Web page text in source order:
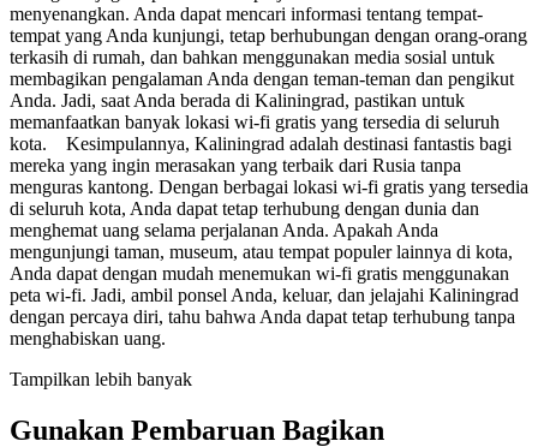
menyenangkan. Anda dapat mencari informasi tentang tempat-
tempat yang Anda kunjungi, tetap berhubungan dengan orang-orang
terkasih di rumah, dan bahkan menggunakan media sosial untuk
membagikan pengalaman Anda dengan teman-teman dan pengikut
Anda. Jadi, saat Anda berada di Kaliningrad, pastikan untuk
memanfaatkan banyak lokasi wi-fi gratis yang tersedia di seluruh
kota. Kesimpulannya, Kaliningrad adalah destinasi fantastis bagi
mereka yang ingin merasakan yang terbaik dari Rusia tanpa
menguras kantong. Dengan berbagai lokasi wi-fi gratis yang tersedia
di seluruh kota, Anda dapat tetap terhubung dengan dunia dan
menghemat uang selama perjalanan Anda. Apakah Anda
mengunjungi taman, museum, atau tempat populer lainnya di kota,
Anda dapat dengan mudah menemukan wi-fi gratis menggunakan
peta wi-fi. Jadi, ambil ponsel Anda, keluar, dan jelajahi Kaliningrad
dengan percaya diri, tahu bahwa Anda dapat tetap terhubung tanpa
menghabiskan uang.
Tampilkan lebih banyak
Gunakan Pembaruan Bagikan